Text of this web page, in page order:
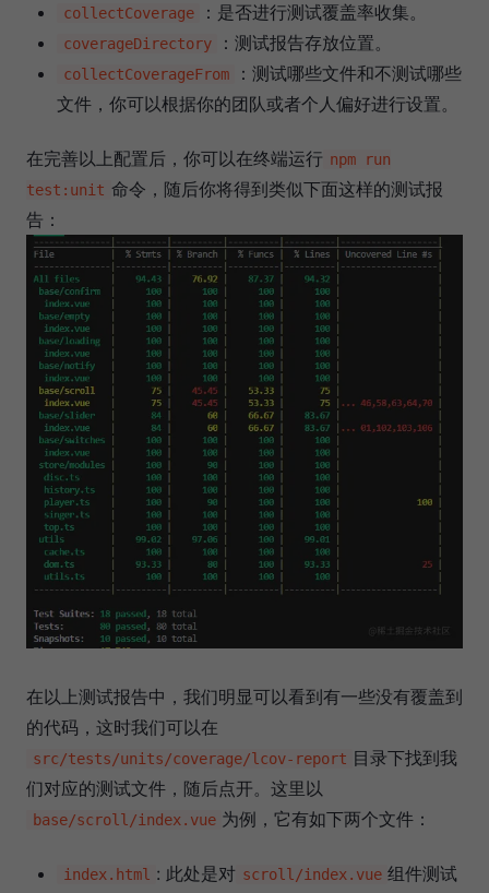
collectCoverage ：是否进行测试覆盖率收集。
coverageDirectory ：测试报告存放位置。
collectCoverageFrom
：测试哪些文件和不测试哪些
文件，你可以根据你的团队或者个人偏好进行设置。
在完善以上配置后，你可以在终端运行 npm run
test:unit 命令，随后你将得到类似下面这样的测试报
告：
在以上测试报告中，我们明显可以看到有一些没有覆盖到
的代码，这时我们可以在
src/tests/units/coverage/lcov-report 目录下找到我
们对应的测试文件，随后点开。这里以
base/scroll/index.vue 为例，它有如下两个文件：
index.html : 此处是对 scroll/index.vue 组件测试